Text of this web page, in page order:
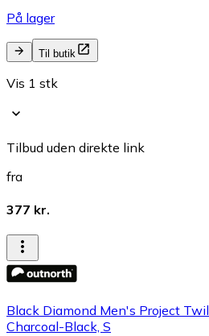
På lager
Til butik
Vis 1 stk
Tilbud uden direkte link
fra
377 kr.
Black Diamond Men's Project
Charcoal-Black, S